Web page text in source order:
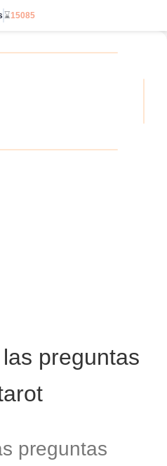
⌛15085
preguntas
preguntas